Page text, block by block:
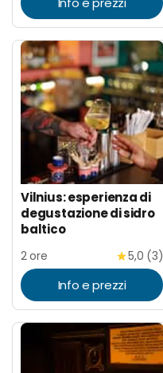
Vilnius: esperienza di
degustazione di sidro
baltico
2 ore 5,0 (3)
Info e prezzi